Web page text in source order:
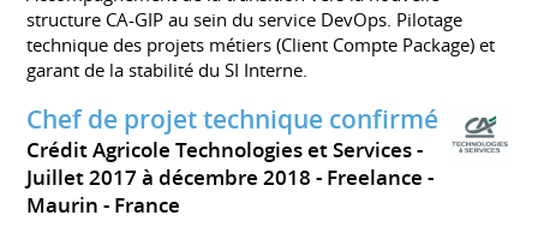
structure CA-GIP au sein du service DevOps. Pilotage
technique des projets métiers (Client Compte Package) et
garant de la stabilité du SI Interne.
Chef de projet technique confirmé
Crédit Agricole Technologies et Services
Juillet 2017 à décembre 2018 Freelance
Maurin
France